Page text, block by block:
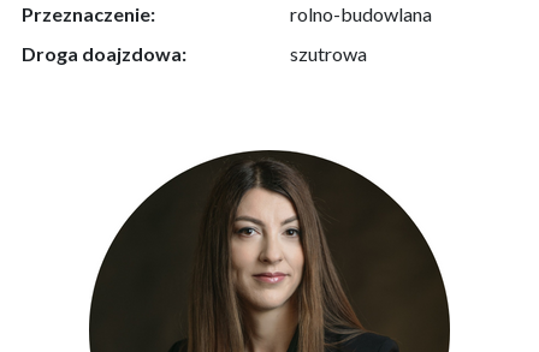
Przeznaczenie:
rolno-budowlana
Droga doajzdowa:
szutrowa